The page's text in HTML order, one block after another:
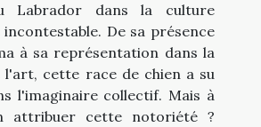
Labrador dans la culture
De sa présence
à sa représentation dans la
cette race de chien a su
l'imaginaire collectif. Mais à
attribuer cette notoriété ?